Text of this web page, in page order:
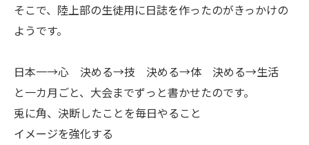
そこで、陸上部の生徒用に日誌を作ったのがきっかけの
ようです。
日本一→心 決める→技 決める→体 決める→生活
と一カ月ごと、大会までずっと書かせたのです。
兎に角、決断したことを毎日やること
イメージを強化する